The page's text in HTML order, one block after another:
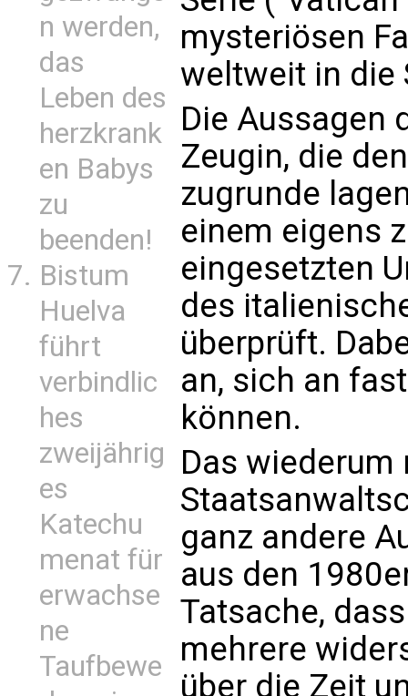
n werden,
das
Leben des
herzkrank
en Babys
zu
beenden!
Bistum
Huelva
führt
verbindlic
hes
zweijährig
es
Katechu
menat für
erwachse
ne
Taufbewe
mysteriösen
weltweit in die
Die Aussagen
Zeugin, die
zugrunde
einem eigens
eingesetzten
des
überprüft.
an, sich an
können.
Das wiederum
ganz andere
aus den
Tatsache,
mehrere
über die Zeit